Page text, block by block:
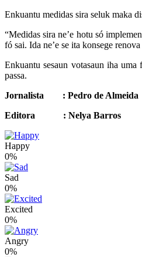
Enkuantu medidas sira seluk maka
“Medidas sira ne’e hotu só
fó sai. Ida ne’e se ita konsege
Enkuantu sesaun votasaun iha uma
passa.
Jornalista : Pedro de Almeida
Editora : Nelya Barros
Happy
0%
Sad
0%
Excited
0%
Angry
0%